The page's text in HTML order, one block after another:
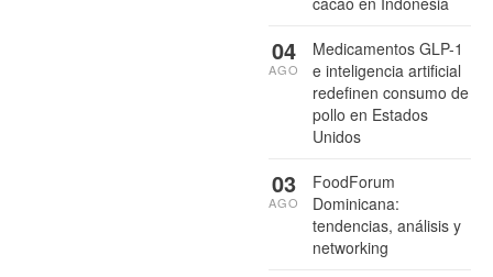
Medicamentos GLP-1
e inteligencia artificial
redefinen consumo de
pollo en Estados
Unidos
04
AGO
FoodForum
Dominicana:
tendencias, análisis y
networking
03
AGO